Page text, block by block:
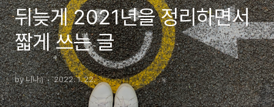
뒤늦게 2021년을 정리하면서
짧게 쓰는 글
by 니나:) 2022. 1. 22.